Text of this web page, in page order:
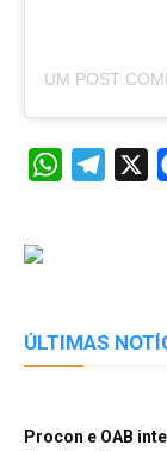
WhatsApp
ÚLTIMAS
Procon e OAB